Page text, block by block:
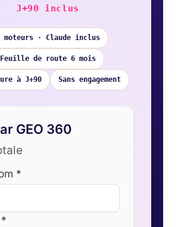
J+90 inclus
moteurs · Claude inclus
Feuille de route 6 mois
à J+90 Sans engagement
GEO 360
*